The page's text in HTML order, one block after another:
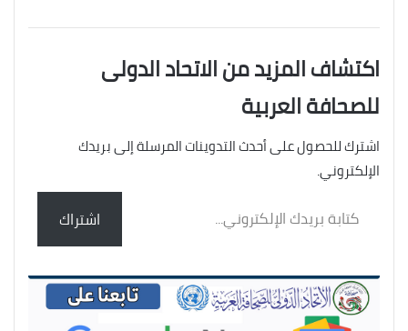
اكتشاف المزيد من الاتحاد الدولى
للصحافة العربية
اشترك للحصول على أحدث التدوينات المرسلة إلى بريدك
الإلكتروني.
بريدك
اشتراك